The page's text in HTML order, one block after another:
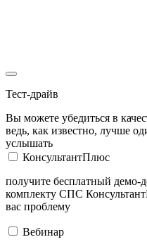
Тест-драйв
Вы можете убедиться в
ведь, как известно, лучше
услышать
КонсультантПлюс
получите бесплатный демо-
комплекту СПС
вас проблему
Вебинар